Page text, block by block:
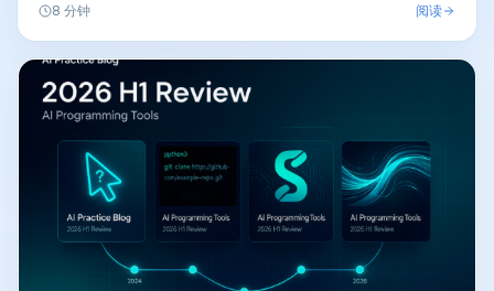
8 分钟 阅读